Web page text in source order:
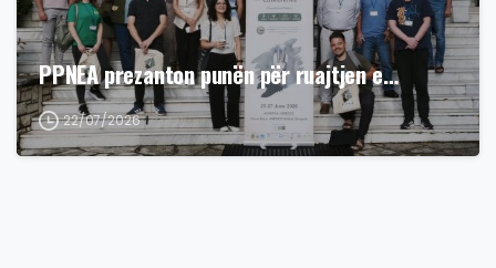
PPNEA prezanton punën për ruajtjen e…
22/07/2026